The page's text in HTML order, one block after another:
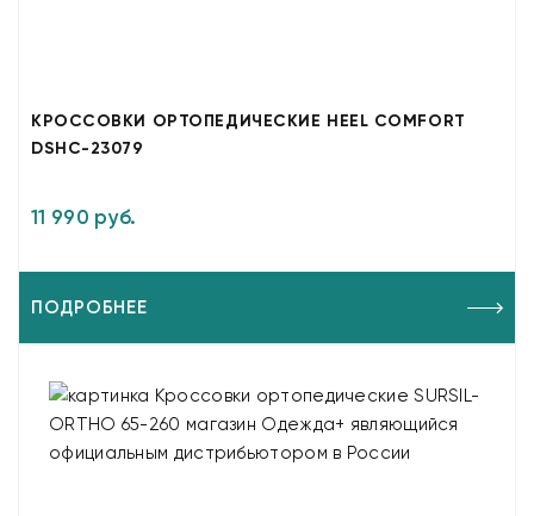
КРОССОВКИ ОРТОПЕДИЧЕСКИЕ HEEL COMFORT
DSHC-23079
11 990 руб.
ПОДРОБНЕЕ